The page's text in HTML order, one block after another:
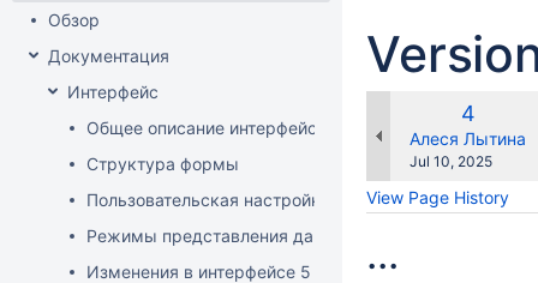
header
Skip
Обзор
Документация
Интерфейс
Общее описание интерфейса клиента
Структура формы
Пользовательская настройка интерфейса
Режимы представления данных
Изменения в интерфейсе 5 версии платформы
Old
Version
4
Алеся Лытина
Saved
Jul 10, 2025
View Page History
...